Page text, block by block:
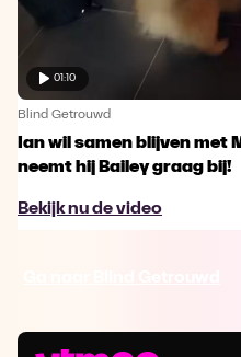
01:10
Blind Getrouwd
Ian wil samen blijven met
neemt hij Bailey graag bij!
Bekijk nu de video